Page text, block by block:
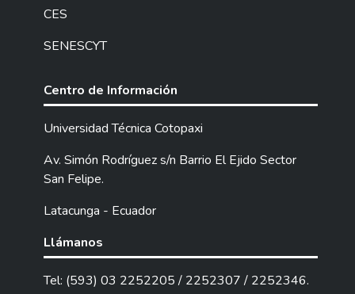
CES
SENESCYT
Centro de Información
Universidad Técnica Cotopaxi
Av. Simón Rodríguez s/n Barrio El Ejido Sector
San Felipe.
Latacunga - Ecuador
Llámanos
Tel: (593) 03 2252205 / 2252307 / 2252346.